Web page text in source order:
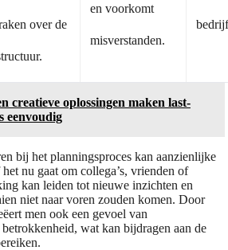
over de
en voorkomt
misverstanden.
creatieve oplossingen maken last-
eenvoudig
bij het planningsproces kan aanzienlijke
nu gaat om collega’s, vrienden of
kan leiden tot nieuwe inzichten en
niet naar voren zouden komen. Door
men ook een gevoel van
wat kan bijdragen aan de